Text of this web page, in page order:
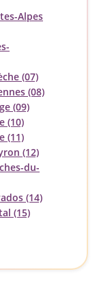
Alpes
(07)
(08)
(09)
(10)
(11)
(12)
du-
(14)
(15)